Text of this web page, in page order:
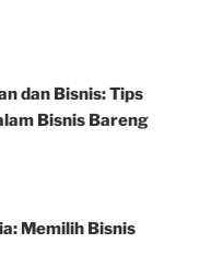
dan Bisnis: Tips
Bisnis Bareng
Memilih Bisnis